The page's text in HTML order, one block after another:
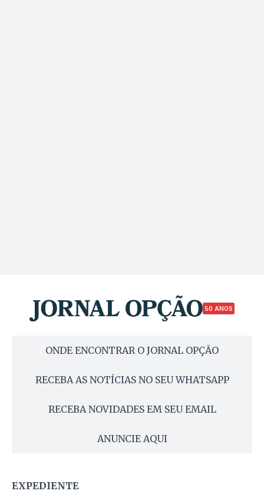
50 ANOS
ONDE ENCONTRAR O JORNAL OPÇÃO
RECEBA AS NOTÍCIAS NO SEU WHATSAPP
RECEBA NOVIDADES EM SEU EMAIL
ANUNCIE AQUI
EXPEDIENTE